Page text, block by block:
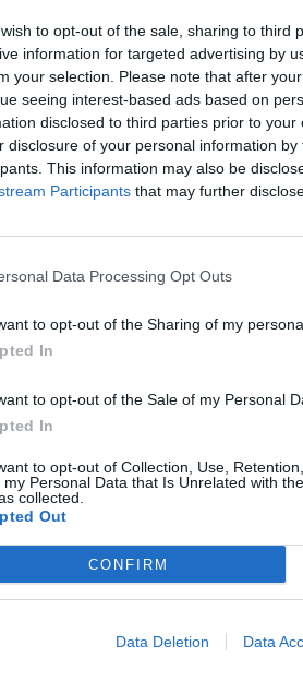
to opt-out of the sale, sharing to third
information for targeted advertising by
your selection. Please note that after
seeing interest-based ads based on
disclosed to third parties prior to
disclosure of your personal information
This information may also be
Participants that may further
Data Processing Opt Outs
to opt-out of the Sharing of my
In
to opt-out of the Sale of my Personal
In
to opt-out of Collection, Use,
my Personal Data that Is Unrelated with
collected.
Out
CONFIRM
Data Deletion Data
with my life
es, ce sera mon bonheur
to treat a wife
et comment te comporter avec une
to follow every one of my dreams
c’est possible de suivre chacun
alright
es, je le ferai bien
that I am now
je suis maintenant